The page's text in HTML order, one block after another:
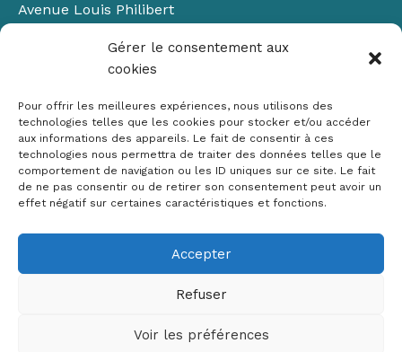
Gérer le consentement aux
cookies
Pour offrir les meilleures expériences, nous utilisons des
technologies telles que les cookies pour stocker et/ou accéder
aux informations des appareils. Le fait de consentir à ces
technologies nous permettra de traiter des données telles que le
comportement de navigation ou les ID uniques sur ce site. Le fait
de ne pas consentir ou de retirer son consentement peut avoir un
effet négatif sur certaines caractéristiques et fonctions.
Accepter
Refuser
Voir les préférences
Avenue Louis Philibert
Bâtiment Laennec
13100 Aix-en-Provence
✉ contact@crige-paca.org
Mentions légales
RGPD
Copyright © 2026 Crige PACA